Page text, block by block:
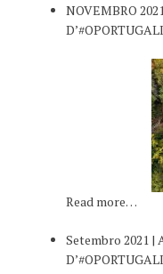
NOVEMBRO
Read more…
Setembro 2021 |